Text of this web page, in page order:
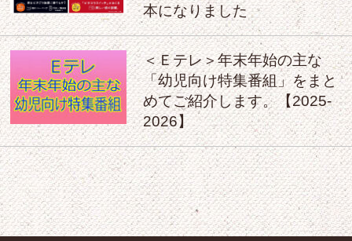
本になりました
＜Ｅテレ＞年末年始の主な
「幼児向け特集番組」をまと
めてご紹介します。【2025-
2026】